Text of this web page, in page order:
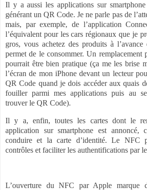
Il y a aussi les applications sur
générant un QR Code. Je ne parle pas de
mais, par exemple, de l’application
l’équivalent pour les cars régionaux que je
gros, vous achetez des produits à
permet de le consommer. Un
pourrait être bien pratique (ça me les brise
l’écran de mon iPhone devant un lecteur
QR Code quand je dois accéder aux quais
fouiller parmi mes applications puis au
trouver le QR Code).
Il y a, enfin, toutes les cartes dont le
application sur smartphone est annoncé,
conduire et la carte d’identité. Le NFC
contrôles et faciliter les authentifications par
L’ouverture du NFC par Apple marque